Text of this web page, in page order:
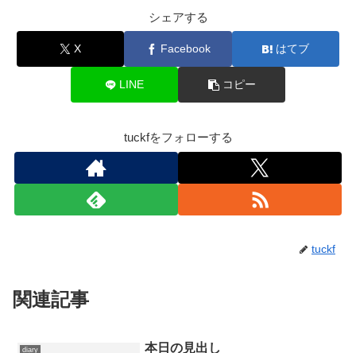
シェアする
X Facebook はてブ
LINE コピー
tuckfをフォローする
tuckf
関連記事
diary 本日の見出し